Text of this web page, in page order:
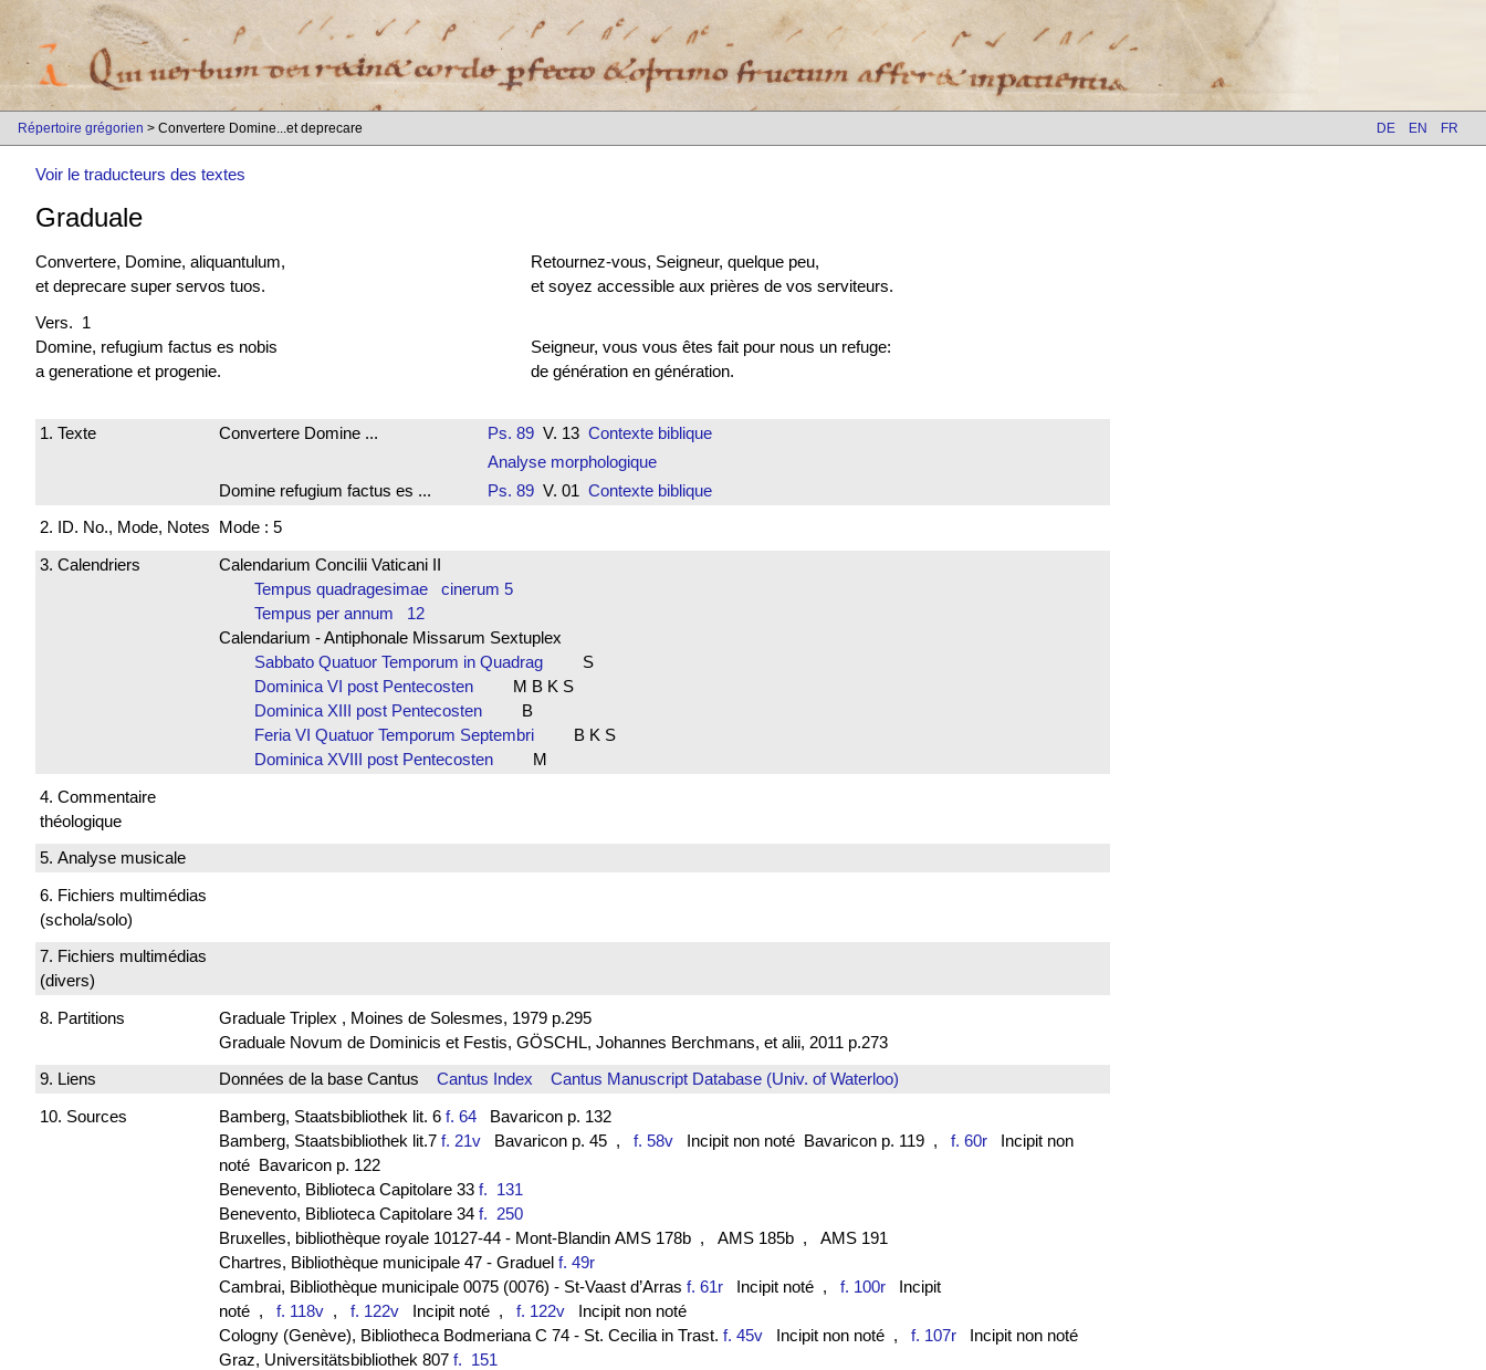
Répertoire grégorien > Convertere Domine...et deprecare DE EN FR
Voir le traducteurs des textes
Graduale
Convertere, Domine, aliquantulum,
et deprecare super servos tuos.
Retournez-vous, Seigneur, quelque peu,
et soyez accessible aux prières de vos serviteurs.
Vers. 1
Domine, refugium factus es nobis
a generatione et progenie.
Seigneur, vous vous êtes fait pour nous un refuge:
de génération en génération.
1. Texte Convertere Domine ... Ps. 89V. 13 Contexte biblique
Analyse morphologique
Domine refugium factus es ...
Ps. 89V. 01 Contexte biblique
2. ID. No., Mode, Notes Mode : 5
3. Calendriers
Calendarium Concilii Vaticani II
Tempus quadragesimae cinerum 5
Tempus per annum 12
Calendarium - Antiphonale Missarum Sextuplex
Sabbato Quatuor Temporum in Quadrag
S
Dominica VI post Pentecosten
M B K S
Dominica XIII post Pentecosten
B
Feria VI Quatuor Temporum Septembri
B K S
Dominica XVIII post Pentecosten
M
4. Commentaire
théologique
5. Analyse musicale
6. Fichiers multimédias
(schola/solo)
7. Fichiers multimédias
(divers)
8. Partitions
Graduale Triplex , Moines de Solesmes, 1979 p.295
Graduale Novum de Dominicis et Festis, GÖSCHL, Johannes Berchmans, et alii, 2011 p.273
9. Liens
Données de la base Cantus Cantus Index
Cantus Manuscript Database (Univ. of Waterloo)
10. Sources
Bamberg, Staatsbibliothek lit. 6 f. 64Bavaricon p. 132
Bamberg, Staatsbibliothek lit.7 f. 21vBavaricon p. 45, f. 58vIncipit non noté Bavaricon p. 119, f. 60rIncipit non
noté Bavaricon p. 122
Benevento, Biblioteca Capitolare 33 f. 131
Benevento, Biblioteca Capitolare 34 f. 250
Bruxelles, bibliothèque royale 10127-44 - Mont-Blandin AMS 178b, AMS 185b, AMS 191
Chartres, Bibliothèque municipale 47 - Graduel f. 49r
Cambrai, Bibliothèque municipale 0075 (0076) - St-Vaast d’Arras f. 61rIncipit noté, f. 100rIncipit
noté, f. 118v, f. 122vIncipit noté, f. 122vIncipit non noté
Cologny (Genève), Bibliotheca Bodmeriana C 74 - St. Cecilia in Trast. f. 45vIncipit non noté, f. 107rIncipit non noté
Graz, Universitätsbibliothek 807 f. 151